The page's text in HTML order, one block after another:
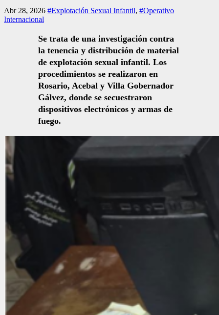
Abr 28, 2026 #Explotación Sexual Infantil, #Operativo
Internacional
Se trata de una investigación contra
la tenencia y distribución de material
de explotación sexual infantil. Los
procedimientos se realizaron en
Rosario, Acebal y Villa Gobernador
Gálvez, donde se secuestraron
dispositivos electrónicos y armas de
fuego.